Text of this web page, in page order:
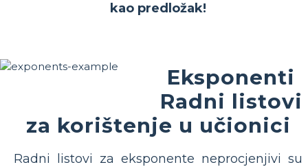
kao predložak!
Eksponenti
Radni listovi
za korištenje u učionici
Radni listovi za eksponente neprocjenjivi su